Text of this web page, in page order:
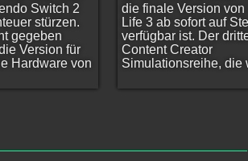
Switch 2
stürzen.
gegeben
Version für
Hardware von
die finale Version von
Life 3 ab sofort auf
verfügbar ist. Der
Content Creator
Simulationsreihe, die